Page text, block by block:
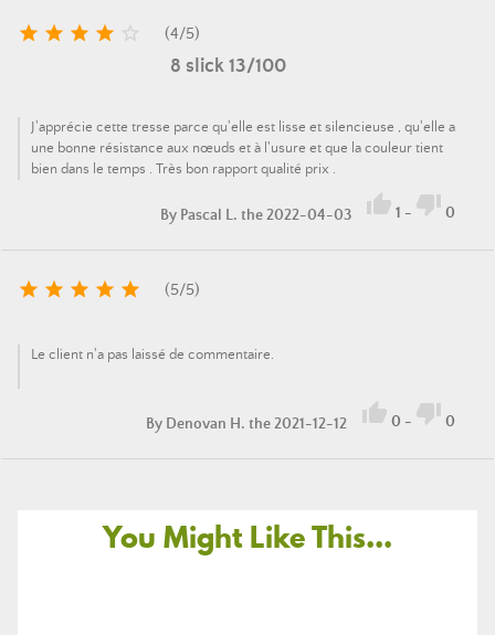
     (4/5)
8 slick 13/100
J'apprécie cette tresse parce qu'elle est lisse et silencieuse , qu'elle a
une bonne résistance aux nœuds et à l'usure et que la couleur tient
bien dans le temps . Très bon rapport qualité prix .
By Pascal L. the 2022-04-03  1 -  0
     (5/5)
Le client n'a pas laissé de commentaire.
By Denovan H. the 2021-12-12  0 -  0
You Might Like This...